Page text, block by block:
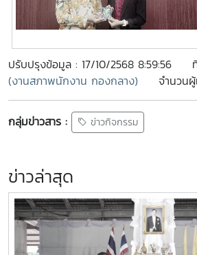
ปรับปรุงข้อมูล : 17/10/2568 8:59:56
(งานสภาพนักงาน กองกลาง)
จำนวนผู้
กลุ่มข่าวสาร : ข่าวกิจกรรม
ข่าวล่าสุด